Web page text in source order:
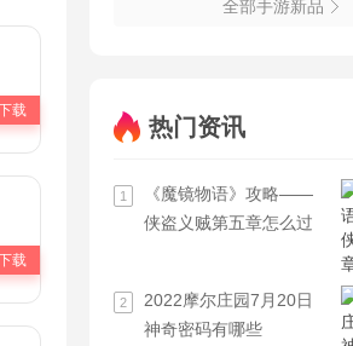
载
载
全部手游新品
热门资讯
1
《魔镜物语》攻略——
侠盗义贼第五章怎么过
2
2022摩尔庄园7月20日
神奇密码有哪些